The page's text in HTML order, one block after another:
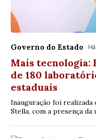
Governo do Estado
Mais tecnologia:
de 180
estaduais
Inauguração foi realizada
Stella, com a presença